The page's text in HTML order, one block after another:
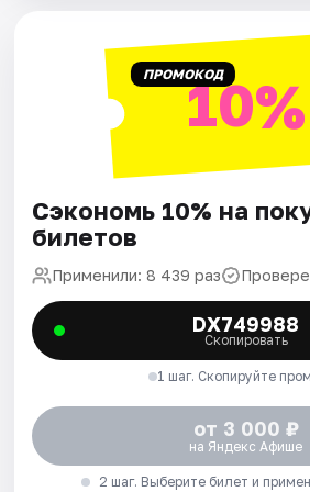
ПРОМОКОД10%
Сэкономь 10% на
билетов
Применили: 8 439 раз
DX749988
Скопировать
1 шаг. Скопируйте
от 3 000 ₽
на Яндекс Афише
2 шаг. Выберите билет и